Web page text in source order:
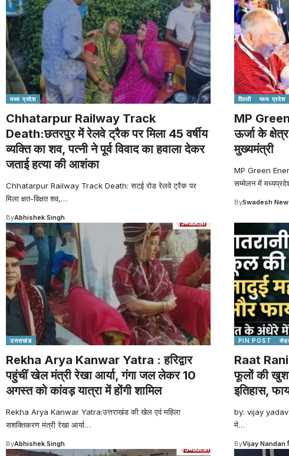
मध्य प्रदेश
Chhatarpur Railway Track
Death:छतरपुर में रेलवे ट्रैक पर मिला 45 वर्षीय
व्यक्ति का शव, पत्नी ने पूर्व विवाद का हवाला देकर
जताई हत्या की आशंका
Chhatarpur Railway Track Death: सटई रोड रेलवे ट्रैक पर
मिला क्षत-विक्षत शव,…
ByAbhishek Singh
दिल्ली मध्य प्रदेश
MP
ऊर्जा के
मुख्यमंत्री
MP Green
सम्मेलन में
BySwadesh
उत्तराखंड
Rekha Arya Kanwar Yatra : हरिद्वार
पहुंचीं खेल मंत्री रेखा आर्या, गंगा जल लेकर 10
अगस्त को कांवड़ यात्रा में होंगी शामिल
Rekha Arya Kanwar Yatra:उत्तराखंड की खेल एवं महिला
सशक्तिकरण मंत्री रेखा आर्या…
ByAbhishek Singh
PIN POST
Raat
फूलों की
इतिहास,
by: vijay yadav
में…
ByVijay Nandan